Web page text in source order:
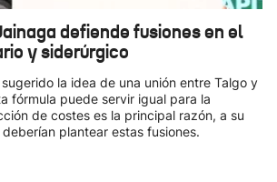
defiende fusiones en el
y siderúrgico
la idea de una unión entre Talgo y
fórmula puede servir igual para la
de costes es la principal razón, a su
plantear estas fusiones.